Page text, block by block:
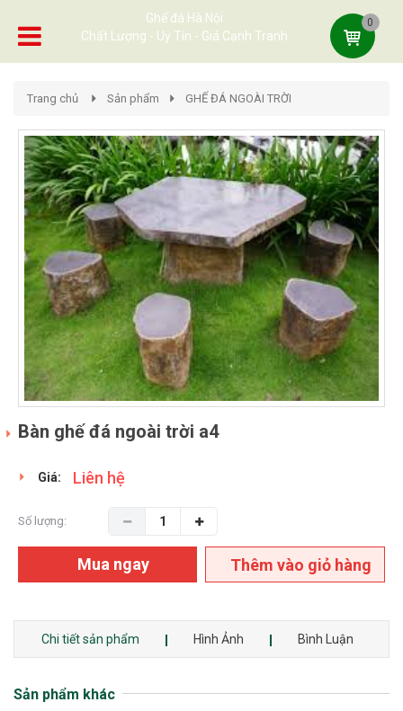
Ghế đá Hà Nội
Chất Lượng - Uy Tín - Giá Cạnh Tranh
0
Trang chủ Sản phẩm GHẾ ĐÁ NGOÀI TRỜI
Bàn ghế đá ngoài trời a4
Giá: Liên hệ
Số lượng:
Mua ngay Thêm vào giỏ hàng
Chi tiết sản phẩm Hình Ảnh Bình Luận
Sản phẩm khác